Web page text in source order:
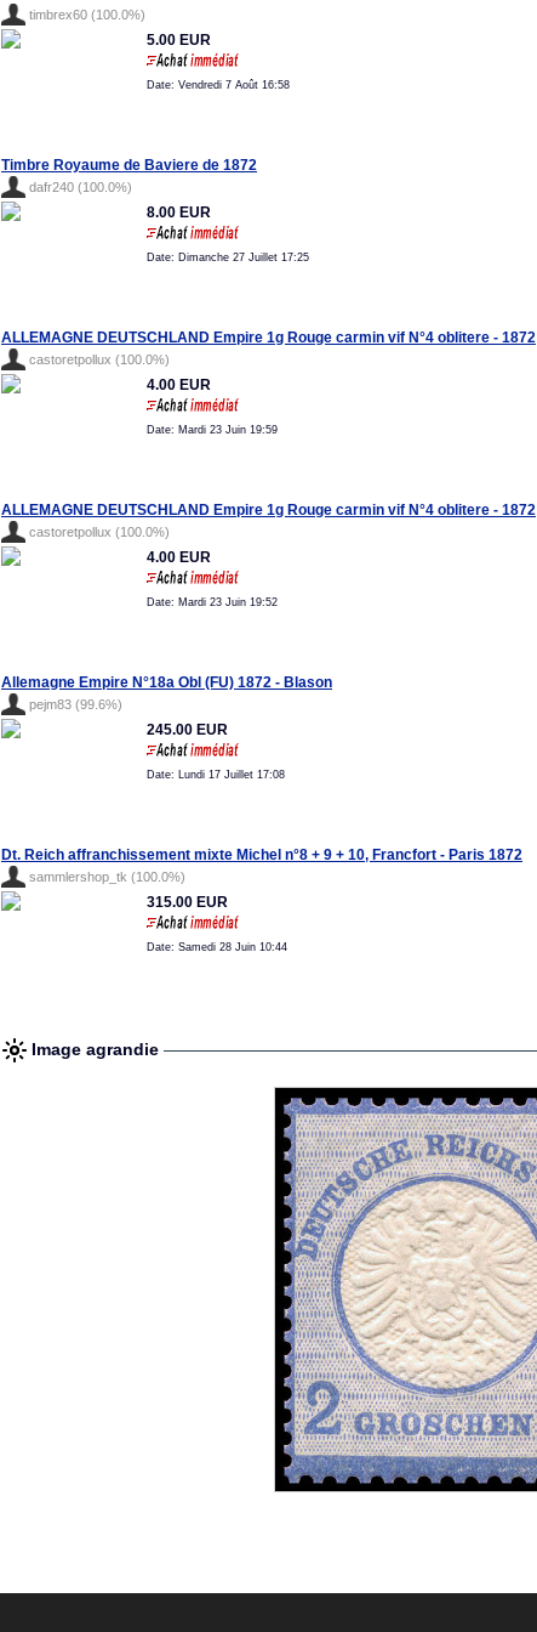
timbrex60 (100.0%)
5.00 EUR
Date: Vendredi 7 Août 16:58
Timbre Royaume de Baviere de 1872
dafr240 (100.0%)
8.00 EUR
Date: Dimanche 27 Juillet 17:25
ALLEMAGNE DEUTSCHLAND Empire 1g Rouge carmin vif N°4 oblitere - 1872
castoretpollux (100.0%)
4.00 EUR
Date: Mardi 23 Juin 19:59
ALLEMAGNE DEUTSCHLAND Empire 1g Rouge carmin vif N°4 oblitere - 1872
castoretpollux (100.0%)
4.00 EUR
Date: Mardi 23 Juin 19:52
Allemagne Empire N°18a Obl (FU) 1872 - Blason
pejm83 (99.6%)
245.00 EUR
Date: Lundi 17 Juillet 17:08
Dt. Reich affranchissement mixte Michel n°8 + 9 + 10, Francfort - Paris 1872
sammlershop_tk (100.0%)
315.00 EUR
Date: Samedi 28 Juin 10:44
Image agrandie